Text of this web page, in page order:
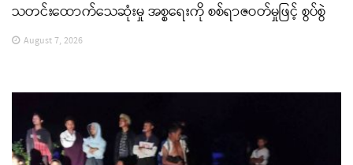
သတင်းထောက်သေဆုံးမှု အစ္စရေးကို စစ်ရာဇဝတ်မှုဖြင့် စွပ်စွဲ
August 7, 2026